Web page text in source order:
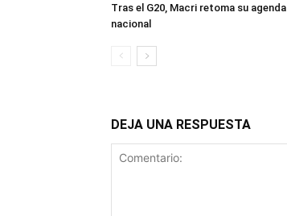
Tras el G20, Macri retoma su agenda
nacional
DEJA UNA RESPUESTA